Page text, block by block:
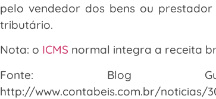
pelo vendedor dos bens ou
tributário.
Nota: o ICMS normal integra a receita
Fonte: Blog
http://www.contabeis.com.br/